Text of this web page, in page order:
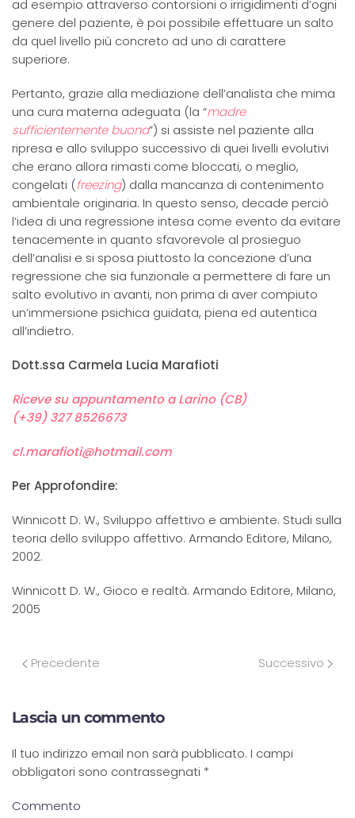
ad esempio attraverso contorsioni o irrigidimenti d’ogni
genere del paziente, è poi possibile effettuare un salto
da quel livello più concreto ad uno di carattere
superiore.
Pertanto, grazie alla mediazione dell’analista che mima
una cura materna adeguata (la “madre
sufficientemente buona”) si assiste nel paziente alla
ripresa e allo sviluppo successivo di quei livelli evolutivi
che erano allora rimasti come bloccati, o meglio,
congelati (freezing) dalla mancanza di contenimento
ambientale originaria. In questo senso, decade perciò
l’idea di una regressione intesa come evento da evitare
tenacemente in quanto sfavorevole al prosieguo
dell’analisi e si sposa piuttosto la concezione d’una
regressione che sia funzionale a permettere di fare un
salto evolutivo in avanti, non prima di aver compiuto
un’immersione psichica guidata, piena ed autentica
all’indietro.
Dott.ssa Carmela Lucia Marafioti
Riceve su appuntamento a Larino (CB)
(+39) 327 8526673
cl.marafioti@hotmail.com
Per Approfondire:
Winnicott D. W., Sviluppo affettivo e ambiente. Studi sulla
teoria dello sviluppo affettivo. Armando Editore, Milano,
2002.
Winnicott D. W., Gioco e realtà. Armando Editore, Milano,
2005
Precedente Successivo
Lascia un commento
Il tuo indirizzo email non sarà pubblicato. I campi
obbligatori sono contrassegnati *
Commento